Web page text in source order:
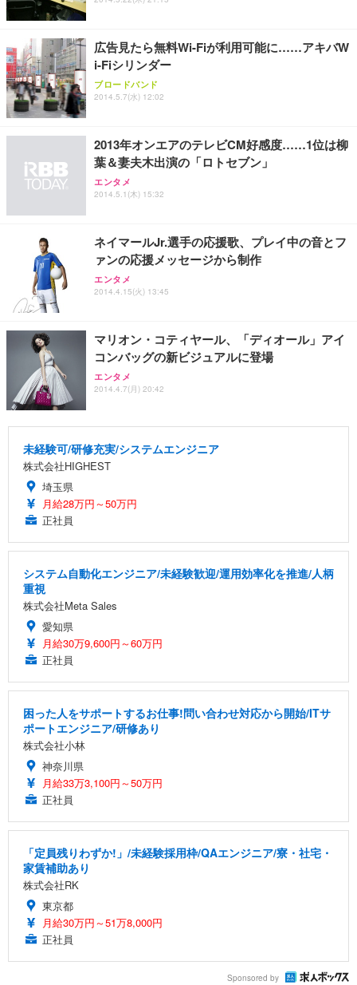
広告見たら無料Wi-Fiが利用可能に……アキバW
i-Fiシリンダー
ブロードバンド
2014.5.7(水) 12:02
2013年オンエアのテレビCM好感度……1位は柳
葉＆妻夫木出演の「ロトセブン」
エンタメ
2014.5.1(木) 15:32
ネイマールJr.選手の応援歌、プレイ中の音とフ
ァンの応援メッセージから制作
エンタメ
2014.4.15(火) 13:45
マリオン・コティヤール、「ディオール」アイ
コンバッグの新ビジュアルに登場
エンタメ
2014.4.7(月) 20:42
未経験可/研修充実/システムエンジニア
株式会社HIGHEST
埼玉県
月給28万円～50万円
正社員
システム自動化エンジニア/未経験歓迎/運用効率化を推進/人柄
重視
株式会社Meta Sales
愛知県
月給30万9,600円～60万円
正社員
困った人をサポートするお仕事!問い合わせ対応から開始/ITサ
ポートエンジニア/研修あり
株式会社小林
神奈川県
月給33万3,100円～50万円
正社員
「定員残りわずか!」/未経験採用枠/QAエンジニア/寮・社宅・
家賃補助あり
株式会社RK
東京都
月給30万円～51万8,000円
正社員
Sponsored by